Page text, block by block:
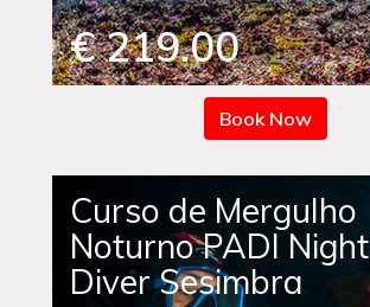
€ 219.00
Book Now
Curso de Mergulho
Noturno PADI Night
Diver Sesimbra